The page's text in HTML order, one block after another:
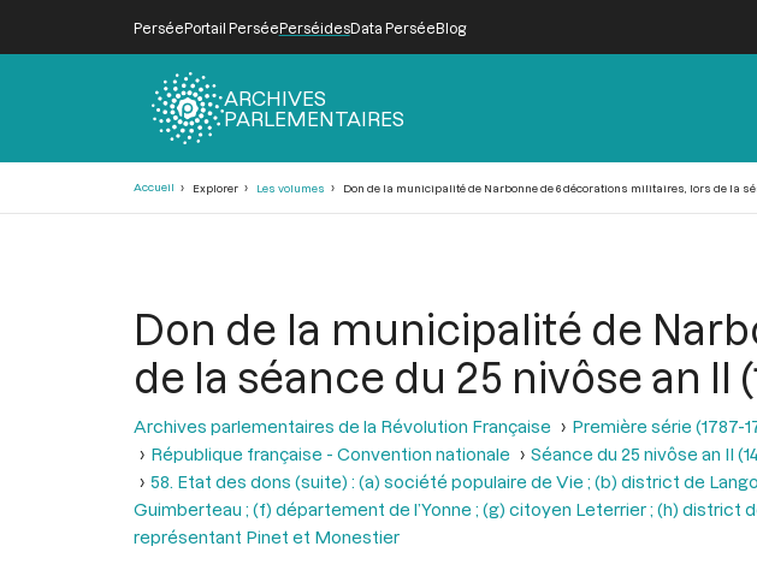
PerséePortail PerséePerséidesData PerséeBlog
ARCHIVES
PARLEMENTAIRES
Accueil Explorer Les volumes Don de la municipalité de Narbonne de 6 décorations militaires, lors de la
Don de la municipalité de
de la séance du 25 nivôse an II
Archives parlementaires de la Révolution Française Première série (1787-
République française - Convention nationale
Séance du 25 nivôse an II
58. Etat des dons (suite) : (a) société populaire de Vie ; (b) district de
Guimberteau ; (f) département de l’Yonne ; (g) citoyen Leterrier ; (h)
représentant Pinet et Monestier